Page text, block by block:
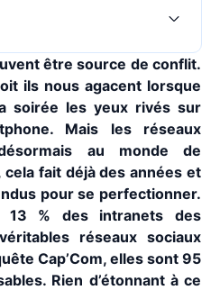
être source de conflit.
ils nous agacent lorsque
soirée les yeux rivés sur
Mais les réseaux
au monde de
cela fait déjà des années et
pour se perfectionner.
13 % des intranets des
réseaux sociaux
Cap’Com, elles sont 95
Rien d’étonnant à ce